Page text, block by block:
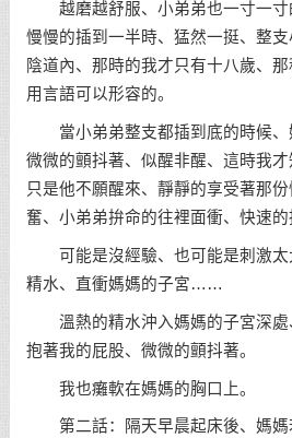
越磨越舒服、小弟弟也一寸一寸
慢慢的插到一半時、猛然一挺、整
陰道內、那時的我才只有十八歲、
用言語可以形容的。
當小弟弟整支都插到底的時候、
微微的顫抖著、似醒非醒、這時我才
只是他不願醒來、靜靜的享受著那
奮、小弟弟拚命的往裡面衝、快速的
可能是沒經驗、也可能是刺激太
精水、直衝媽媽的子宮……
溫熱的精水沖入媽媽的子宮深處
抱著我的屁股、微微的顫抖著。
我也癱軟在媽媽的胸口上。
第二話：隔天早晨起床後、媽媽